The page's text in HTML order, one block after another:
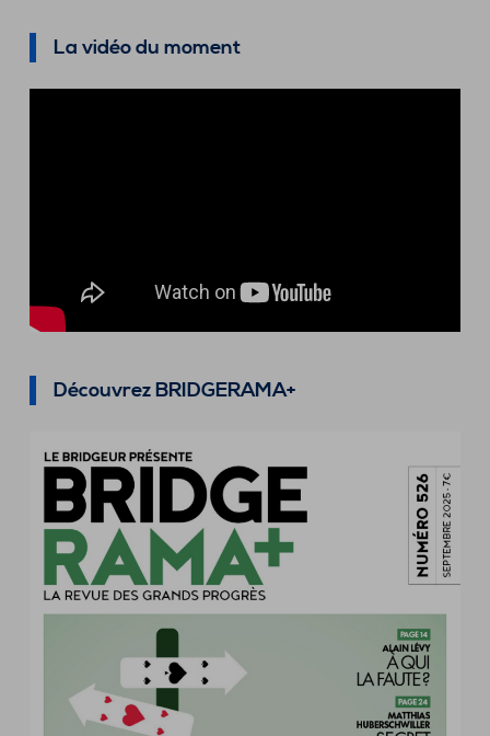
La vidéo du moment
Découvrez BRIDGERAMA+